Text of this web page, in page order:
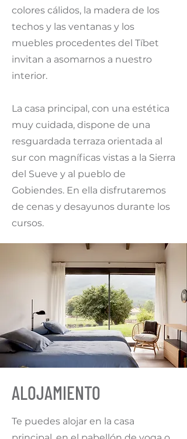
colores cálidos, la madera de los
techos y las ventanas y los
muebles procedentes del Tíbet
invitan a asomarnos a nuestro
interior.
La casa principal, con una estética
muy cuidada, dispone de una
resguardada terraza orientada al
sur con magníficas vistas a la Sierra
del Sueve y al pueblo de
Gobiendes. En ella disfrutaremos
de cenas y desayunos durante los
cursos.
ALOJAMIENTO
Te puedes alojar en la casa